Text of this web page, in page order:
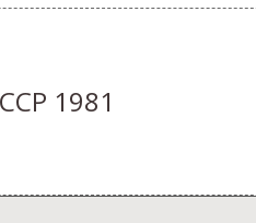
1981